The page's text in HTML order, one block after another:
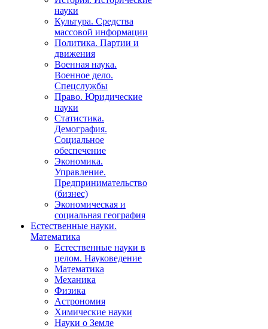
науки
Культура. Средства
массовой информации
Политика. Партии и
движения
Военная наука.
Военное дело.
Спецслужбы
Право. Юридические
науки
Статистика.
Демография.
Социальное
обеспечение
Экономика.
Управление.
Предпринимательство
(бизнес)
Экономическая и
социальная география
Естественные науки.
Математика
Естественные науки в
целом. Науковедение
Математика
Механика
Физика
Астрономия
Химические науки
Науки о Земле